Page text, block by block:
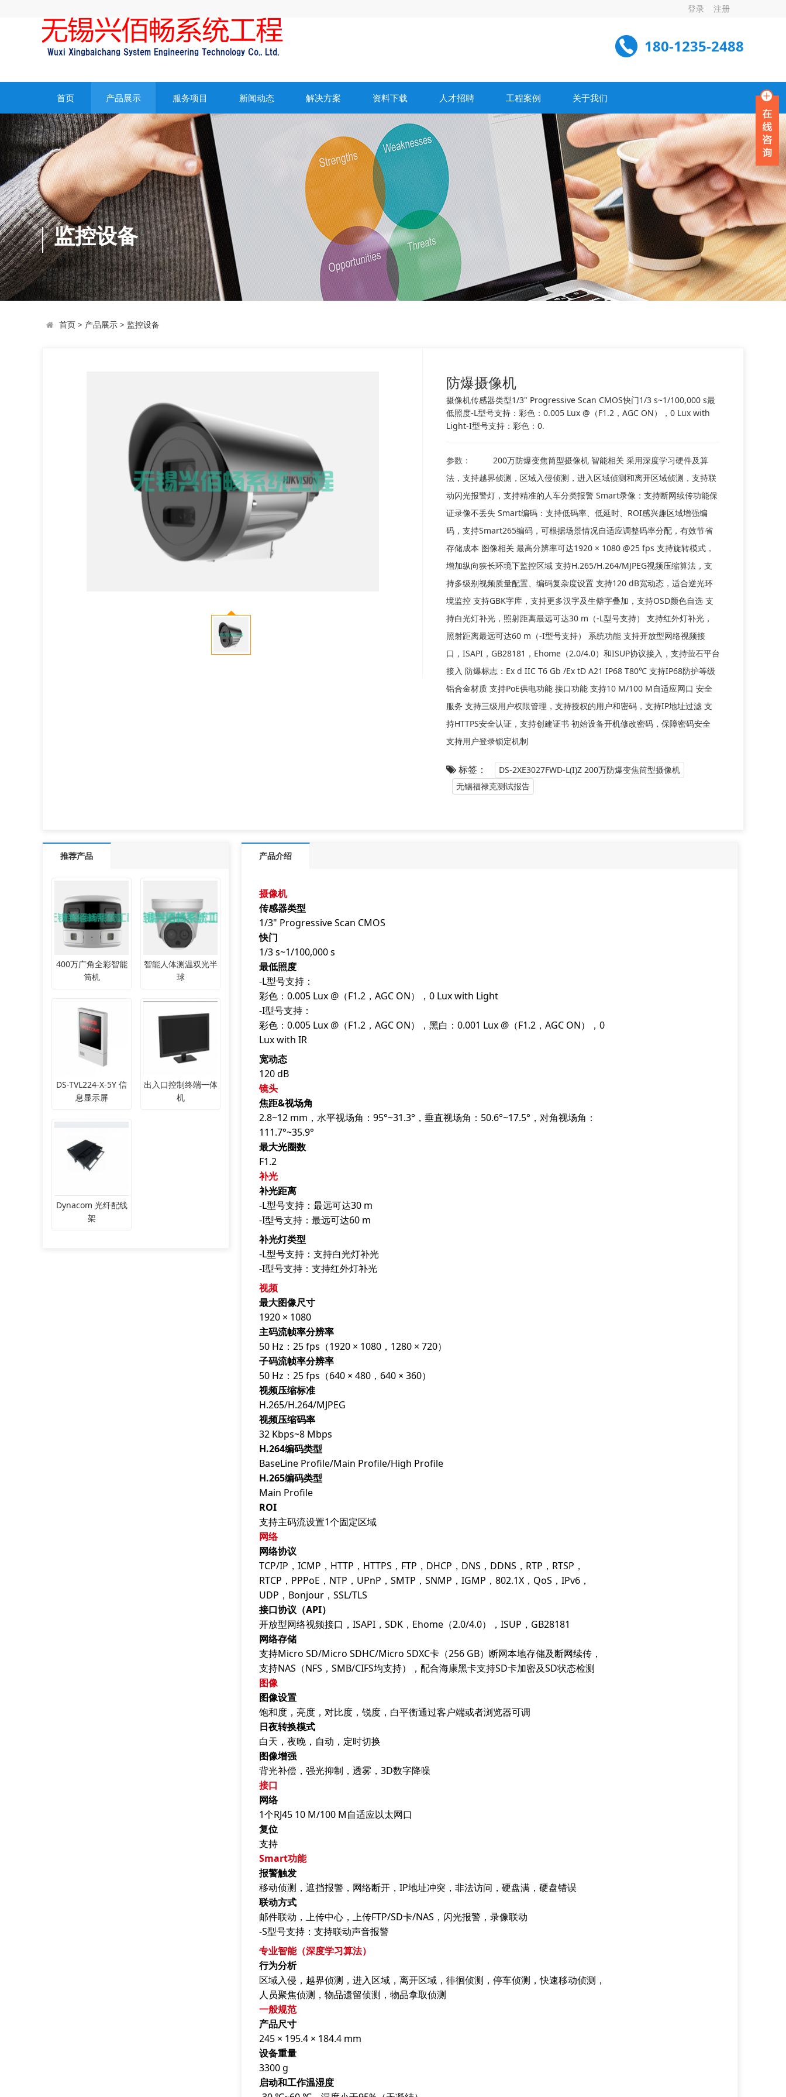
登录 注册
180-1235-2488
首页 产品展示 服务项目 新闻动态 解决方案 资料下载 人才招聘 工程案例 关于我们
监控设备
首页> 产品展示> 监控设备
防爆摄像机
摄像机传感器类型1/3" Progressive Scan CMOS快门1/3 s~1/100,000 s最
低照度-L型号支持：彩色：0.005 Lux @（F1.2，AGC ON），0 Lux with
Light-I型号支持：彩色：0.
参数：
200万防爆变焦筒型摄像机 智能相关 采用深度学习硬件及算
法，支持越界侦测，区域入侵侦测，进入区域侦测和离开区域侦测，支持联
动闪光报警灯，支持精准的人车分类报警 Smart录像：支持断网续传功能保
证录像不丢失 Smart编码：支持低码率、低延时、ROI感兴趣区域增强编
码，支持Smart265编码，可根据场景情况自适应调整码率分配，有效节省
存储成本 图像相关 最高分辨率可达1920 × 1080 @25 fps 支持旋转模式，
增加纵向狭长环境下监控区域 支持H.265/H.264/MJPEG视频压缩算法，支
持多级别视频质量配置、编码复杂度设置 支持120 dB宽动态，适合逆光环
境监控 支持GBK字库，支持更多汉字及生僻字叠加，支持OSD颜色自选 支
持白光灯补光，照射距离最远可达30 m（-L型号支持） 支持红外灯补光，
照射距离最远可达60 m（-I型号支持） 系统功能 支持开放型网络视频接
口，ISAPI，GB28181，Ehome（2.0/4.0）和ISUP协议接入，支持萤石平台
接入 防爆标志：Ex d IIC T6 Gb /Ex tD A21 IP68 T80℃ 支持IP68防护等级
铝合金材质 支持PoE供电功能 接口功能 支持10 M/100 M自适应网口 安全
服务 支持三级用户权限管理，支持授权的用户和密码，支持IP地址过滤 支
持HTTPS安全认证，支持创建证书 初始设备开机修改密码，保障密码安全
支持用户登录锁定机制
标签：
DS-2XE3027FWD-L(I)Z 200万防爆变焦筒型摄像机
无锡福禄克测试报告
推荐产品
400万广角全彩智能
筒机
智能人体测温双光半
球
DS-TVL224-X-5Y 信
息显示屏
出入口控制终端一体
机
Dynacom 光纤配线
架
产品介绍
摄像机
传感器类型
1/3" Progressive Scan CMOS
快门
1/3 s~1/100,000 s
最低照度
-L型号支持：
彩色：0.005 Lux @（F1.2，AGC ON），0 Lux with Light
-I型号支持：
彩色：0.005 Lux @（F1.2，AGC ON），黑白：0.001 Lux @（F1.2，AGC ON），0
Lux with IR
宽动态
120 dB
镜头
焦距&视场角
2.8~12 mm，水平视场角：95°~31.3°，垂直视场角：50.6°~17.5°，对角视场角：
111.7°~35.9°
最大光圈数
F1.2
补光
补光距离
-L型号支持：最远可达30 m
-I型号支持：最远可达60 m
补光灯类型
-L型号支持：支持白光灯补光
-I型号支持：支持红外灯补光
视频
最大图像尺寸
1920 × 1080
主码流帧率分辨率
50 Hz：25 fps（1920 × 1080，1280 × 720）
子码流帧率分辨率
50 Hz：25 fps（640 × 480，640 × 360）
视频压缩标准
H.265/H.264/MJPEG
视频压缩码率
32 Kbps~8 Mbps
H.264编码类型
BaseLine Profile/Main Profile/High Profile
H.265编码类型
Main Profile
ROI
支持主码流设置1个固定区域
网络
网络协议
TCP/IP，ICMP，HTTP，HTTPS，FTP，DHCP，DNS，DDNS，RTP，RTSP，
RTCP，PPPoE，NTP，UPnP，SMTP，SNMP，IGMP，802.1X，QoS，IPv6，
UDP，Bonjour，SSL/TLS
接口协议（API）
开放型网络视频接口，ISAPI，SDK，Ehome（2.0/4.0），ISUP，GB28181
网络存储
支持Micro SD/Micro SDHC/Micro SDXC卡（256 GB）断网本地存储及断网续传，
支持NAS（NFS，SMB/CIFS均支持），配合海康黑卡支持SD卡加密及SD状态检测
图像
图像设置
饱和度，亮度，对比度，锐度，白平衡通过客户端或者浏览器可调
日夜转换模式
白天，夜晚，自动，定时切换
图像增强
背光补偿，强光抑制，透雾，3D数字降噪
接口
网络
1个RJ45 10 M/100 M自适应以太网口
复位
支持
Smart功能
报警触发
移动侦测，遮挡报警，网络断开，IP地址冲突，非法访问，硬盘满，硬盘错误
联动方式
邮件联动，上传中心，上传FTP/SD卡/NAS，闪光报警，录像联动
-S型号支持：支持联动声音报警
专业智能（深度学习算法）
行为分析
区域入侵，越界侦测，进入区域，离开区域，徘徊侦测，停车侦测，快速移动侦测，
人员聚焦侦测，物品遗留侦测，物品拿取侦测
一般规范
产品尺寸
245 × 195.4 × 184.4 mm
设备重量
3300 g
启动和工作温湿度